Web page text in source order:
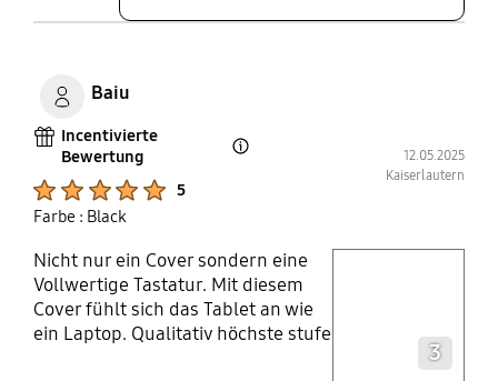
Baiu
Incentivierte
Bewertung
5
12.05.2025
Kaiserlautern
Farbe : Black
Nicht nur ein Cover sondern eine
Vollwertige Tastatur. Mit diesem
Cover fühlt sich das Tablet an wie
ein Laptop. Qualitativ höchste stufe
3